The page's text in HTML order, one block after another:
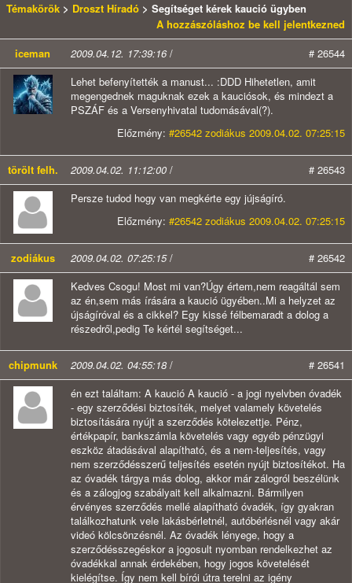
Témakörök > Droszt Híradó > Segítséget kérek kaució ügyben
A hozzászóláshoz be kell jelentkezned
iceman
2009.04.12. 17:39:16/
# 26544
Lehet befenyítették a manust... :DDD Hihetetlen, amit
megengednek maguknak ezek a kauciósok, és mindezt a
PSZÁF és a Versenyhivatal tudomásával(?).
Előzmény: #26542 zodiákus 2009.04.02. 07:25:15
törölt felh. 2009.04.02. 11:12:00 /
# 26543
Persze tudod hogy van megkérte egy jújságíró.
Előzmény: #26542 zodiákus 2009.04.02. 07:25:15
zodiákus 2009.04.02. 07:25:15/
# 26542
Kedves Csogu! Most mi van?Úgy értem,nem reagáltál sem
az én,sem más írására a kaució ügyében..Mi a helyzet az
újságíróval és a cikkel? Egy kissé félbemaradt a dolog a
részedről,pedig Te kértél segítséget...
chipmunk 2009.04.02. 04:55:18 /
# 26541
én ezt találtam: A kaució A kaució - a jogi nyelvben óvadék
- egy szerződési biztosíték, melyet valamely követelés
biztosítására nyújt a szerződés kötelezettje. Pénz,
értékpapír, bankszámla követelés vagy egyéb pénzügyi
eszköz átadásával alapítható, és a nem-teljesítés, vagy
nem szerződésszerű teljesítés esetén nyújt biztosítékot. Ha
az óvadék tárgya más dolog, akkor már zálogról beszélünk
és a zálogjog szabályait kell alkalmazni. Bármilyen
érvényes szerződés mellé alapítható óvadék, így gyakran
találkozhatunk vele lakásbérletnél, autóbérlésnél vagy akár
videó kölcsönzésnél. Az óvadék lényege, hogy a
szerződésszegéskor a jogosult nyomban rendelkezhet az
óvadékkal annak érdekében, hogy jogos követelését
kielégítse. Így nem kell bírói útra terelni az igény